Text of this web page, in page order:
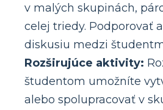
v malých skupinách,
celej triedy. Podporovať
diskusiu medzi
Rozširujúce aktivity:
študentom umožníte
alebo spolupracovať v